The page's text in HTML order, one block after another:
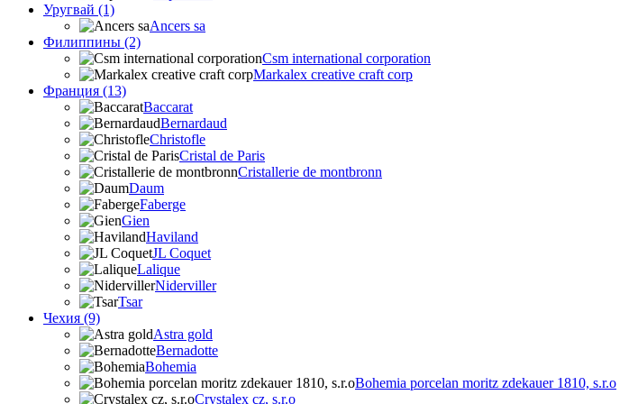
Уругвай (1)
Ancers sa
Филиппины (2)
Csm international corporation
Markalex creative craft corp
Франция (13)
Baccarat
Bernardaud
Christofle
Cristal de Paris
Cristallerie de montbronn
Daum
Faberge
Gien
Haviland
JL Coquet
Lalique
Niderviller
Tsar
Чехия (9)
Astra gold
Bernadotte
Bohemia
Bohemia porcelan moritz zdekauer 1810, s.r.o
Crystalex cz, s.r.o